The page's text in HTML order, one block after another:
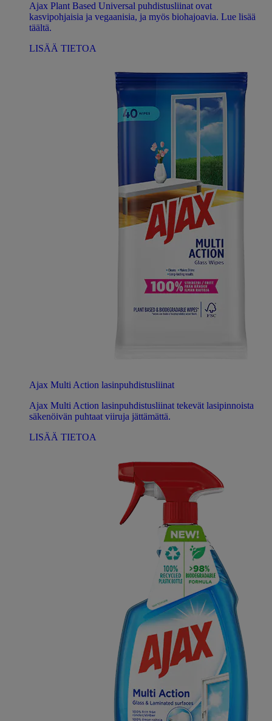
Ajax Plant Based Universal puhdistusliinat ovat
kasvipohjaisia ​​ja vegaanisia, ja myös biohajoavia. Lue lisää
täältä.
LISÄÄ TIETOA
Ajax Multi Action lasinpuhdistusliinat
Ajax Multi Action lasinpuhdistusliinat tekevät lasipinnoista
säkenöivän puhtaat viiruja jättämättä.
LISÄÄ TIETOA